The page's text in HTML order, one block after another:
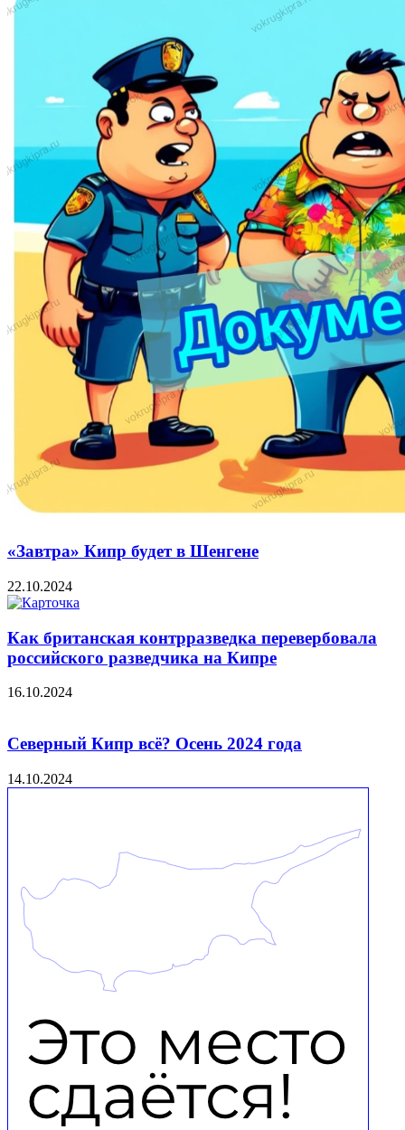
«Завтра» Кипр будет в Шенгене
22.10.2024
Как британская контрразведка перевербовала
российского разведчика на Кипре
16.10.2024
Северный Кипр всё? Осень 2024 года
14.10.2024